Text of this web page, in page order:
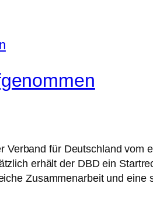
Verband für Deutschland
erhält der DBD ein
Zusammenarbeit und